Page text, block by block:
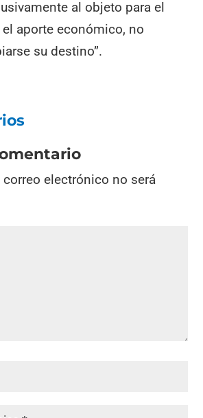
al objeto para el
aporte económico, no
su destino”.
electrónico no será